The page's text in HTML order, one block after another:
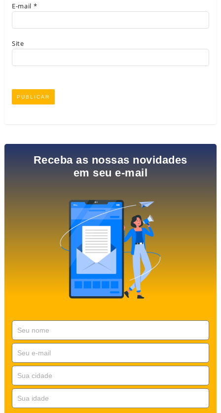
E-mail *
Site
Receba as nossas novidades
em seu e-mail